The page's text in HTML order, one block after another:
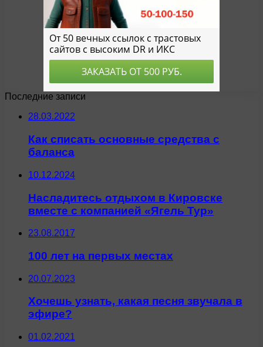
Последние записи
28.03.2022
Как списать основные средства с
баланса
10.12.2024
Насладитесь отдыхом в Кировске
вместе с компанией «Ягель Тур»
23.08.2017
100 лет на первых местах
20.07.2023
Хочешь узнать, какая песня звучала в
эфире?
01.02.2021